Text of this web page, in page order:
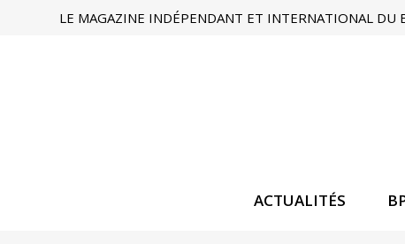
LE MAGAZINE INDÉPENDANT ET INTERNATIONAL DU
ACTUALITÉS